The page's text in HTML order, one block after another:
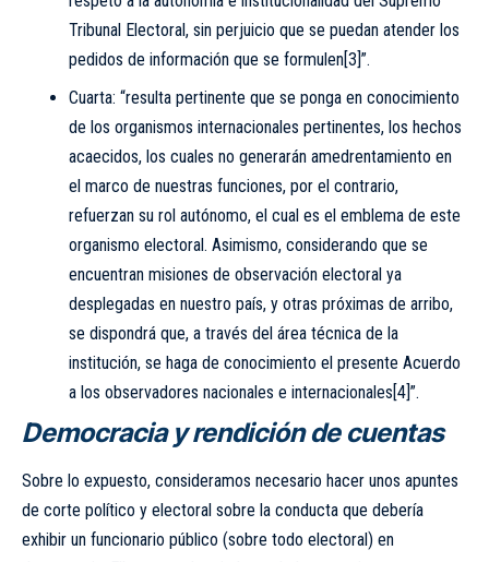
Tribunal Electoral, sin perjuicio que se puedan atender los
pedidos de información que se formulen[3]”.
Cuarta: “resulta pertinente que se ponga en conocimiento
de los organismos internacionales pertinentes, los hechos
acaecidos, los cuales no generarán amedrentamiento en
el marco de nuestras funciones, por el contrario,
refuerzan su rol autónomo, el cual es el emblema de este
organismo electoral. Asimismo, considerando que se
encuentran misiones de observación electoral ya
desplegadas en nuestro país, y otras próximas de arribo,
se dispondrá que, a través del área técnica de la
institución, se haga de conocimiento el presente Acuerdo
a los observadores nacionales e internacionales [4] ”.
Democracia y rendición de cuentas
Sobre lo expuesto, consideramos necesario hacer unos apuntes
de corte político y electoral sobre la conducta que debería
exhibir un funcionario público (sobre todo electoral) en